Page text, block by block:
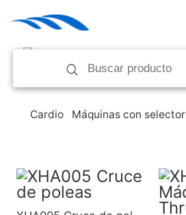
Cardio Máquinas con selector